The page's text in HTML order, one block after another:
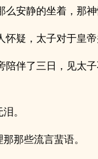
安静的坐着，那神
怀疑，太子对于皇
陪伴了三日，见太
。
那些流言蜚语。